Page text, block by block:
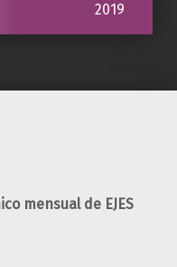
2019
mensual de EJES